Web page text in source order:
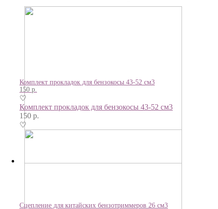
Комплект прокладок для бензокосы 43-52 см3
150 р.
♡
Комплект прокладок для бензокосы 43-52 см3
150 р.
♡
Сцепление для китайских бензотриммеров 26 см3